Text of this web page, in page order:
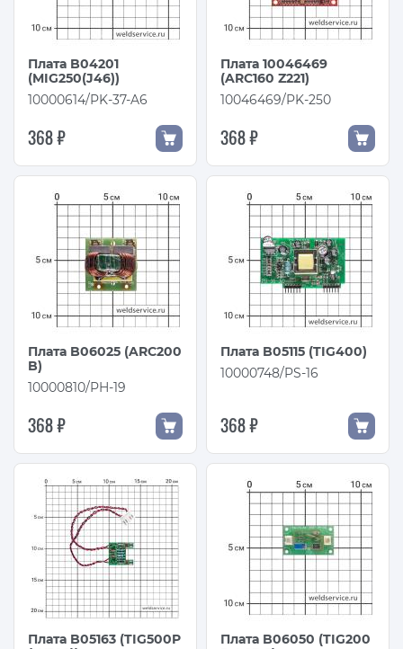
Плата B04201
(MIG250(J46))
10000614/PK-37-A6
368 ₽
Плата 10046469
(ARC160 Z221)
10046469/PK-250
368 ₽
Плата B06025 (ARC200
B)
10000810/PH-19
368 ₽
Плата B05115 (TIG400)
10000748/PS-16
368 ₽
Плата B05163 (TIG500P
Плата B06050 (TIG200